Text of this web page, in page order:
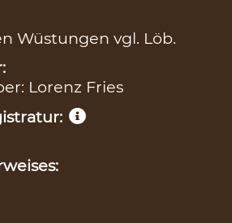
Wüstungen vgl. Löb.
Lorenz Fries